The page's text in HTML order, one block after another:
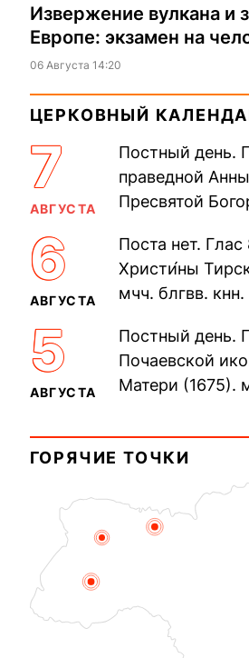
Извержение вулкана и
Европе: экзамен на
06 Августа 14:20
ЦЕРКОВНЫЙ
7
АВГУСТА
Постный день.
праведной
Пресвятой
прп. Евпракси́и
6
АВГУСТА
Поста нет.
Христи́ны
мчч. блгвв.
Дави́да (1015).
5
АВГУСТА
Постный день.
Почаевской
Матери (1675).
мучеников
воина Фео́дора...
ГОРЯЧИЕ ТОЧКИ